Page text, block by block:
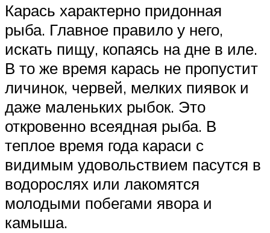
Карась характерно придонная
рыба. Главное правило у него,
искать пищу, копаясь на дне в иле.
В то же время карась не пропустит
личинок, червей, мелких пиявок и
даже маленьких рыбок. Это
откровенно всеядная рыба. В
теплое время года караси с
видимым удовольствием пасутся в
водорослях или лакомятся
молодыми побегами явора и
камыша.